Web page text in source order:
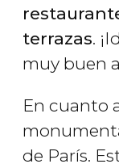
terrazas.
muy buen
En cuanto
de París.